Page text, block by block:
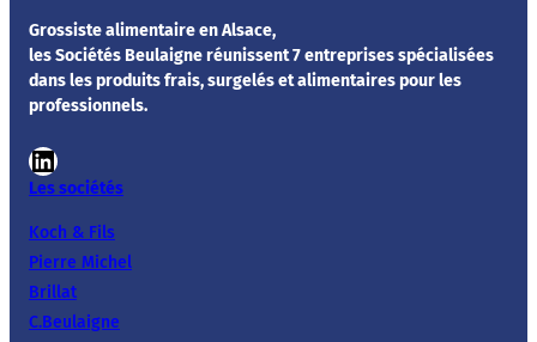
Grossiste alimentaire en Alsace,
les Sociétés Beulaigne réunissent 7 entreprises spécialisées
dans les produits frais, surgelés et alimentaires pour les
professionnels.
LinkedIn
Les sociétés
Koch & Fils
Pierre Michel
Brillat
C.Beulaigne